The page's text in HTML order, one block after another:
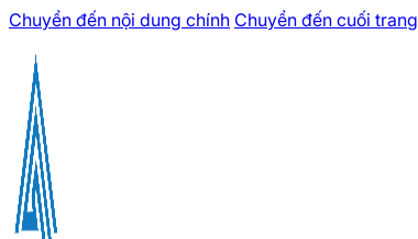
Chuyển đến nội dung chính Chuyển đến cuối trang